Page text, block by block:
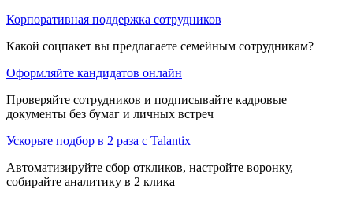
Корпоративная поддержка сотрудников
Какой соцпакет вы предлагаете семейным сотрудникам?
Оформляйте кандидатов онлайн
Проверяйте сотрудников и подписывайте кадровые
документы без бумаг и личных встреч
Ускорьте подбор в 2 раза с Talantix
Автоматизируйте сбор откликов, настройте воронку,
собирайте аналитику в 2 клика